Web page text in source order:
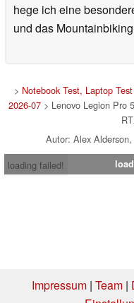
hege ich eine
und das
> Notebook Test, Laptop
2026-07 > Lenovo Legion Pro
Autor: Alex
loading failed!
Impressum| Team|